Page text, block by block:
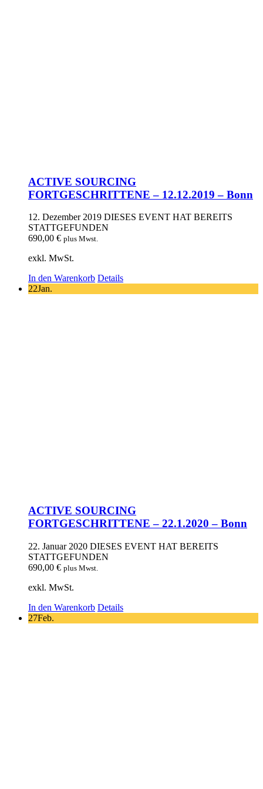
ACTIVE SOURCING
FORTGESCHRITTENE – 12.12.2019 – Bonn
12. Dezember 2019 DIESES EVENT HAT BEREITS
STATTGEFUNDEN
690,00 € plus Mwst.
exkl. MwSt.
In den Warenkorb Details
22Jan.
ACTIVE SOURCING
FORTGESCHRITTENE – 22.1.2020 – Bonn
22. Januar 2020 DIESES EVENT HAT BEREITS
STATTGEFUNDEN
690,00 € plus Mwst.
exkl. MwSt.
In den Warenkorb Details
27Feb.